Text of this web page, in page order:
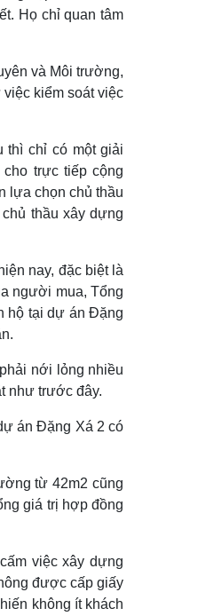
Họ chỉ quan tâm
và Môi trường,
kiểm soát việc
thì chỉ có một giải
trực tiếp cộng
lựa chọn chủ thầu
thầu xây dựng
nay, đặc biệt là
người mua, Tổng
hộ tại dự án Đặng
nới lỏng nhiều
như trước đây.
án Đặng Xá 2 có
từ 42m2 cũng
giá trị hợp đồng
việc xây dựng
được cấp giấy
không ít khách